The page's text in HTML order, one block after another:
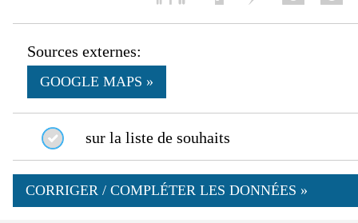
Sources externes:
GOOGLE MAPS »
sur la liste de souhaits
CORRIGER / COMPLÉTER LES DONNÉES »